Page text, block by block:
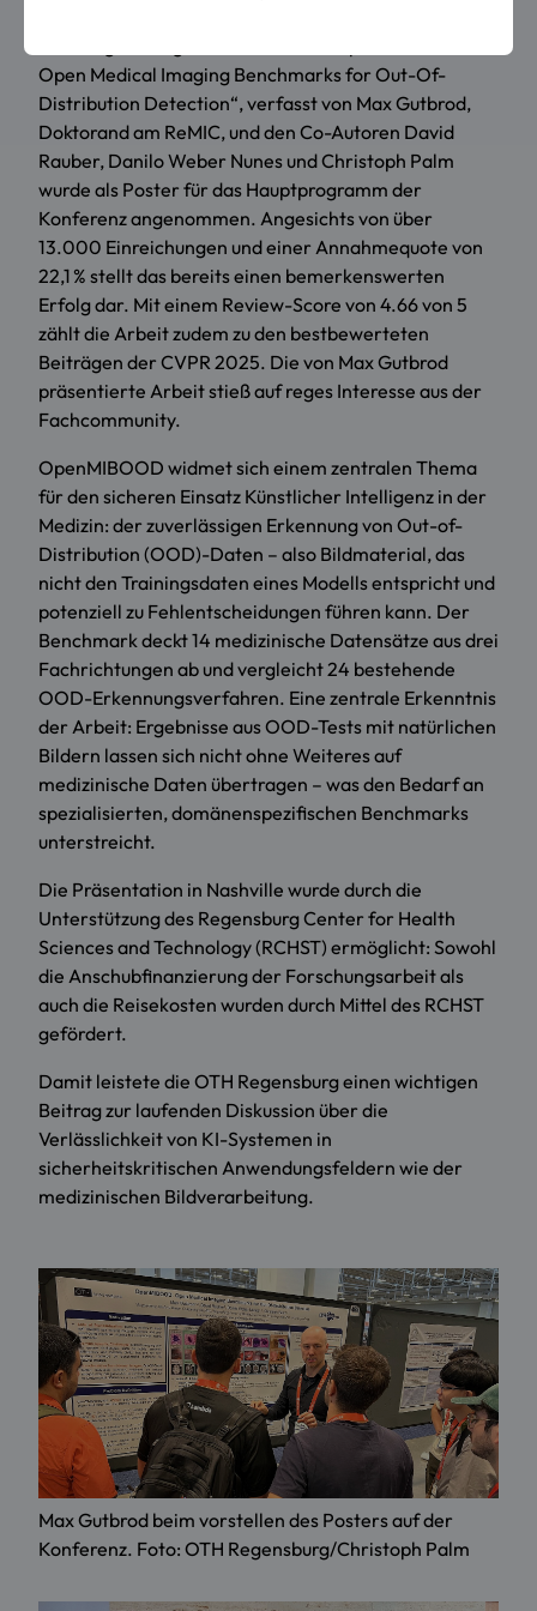
Open Medical Imaging Benchmarks for Out-Of-
Distribution Detection“, verfasst von Max Gutbrod,
Doktorand am ReMIC, und den Co-Autoren David
Rauber, Danilo Weber Nunes und Christoph Palm
wurde als Poster für das Hauptprogramm der
Konferenz angenommen. Angesichts von über
13.000 Einreichungen und einer Annahmequote von
22,1 % stellt das bereits einen bemerkenswerten
Erfolg dar. Mit einem Review-Score von 4.66 von 5
zählt die Arbeit zudem zu den bestbewerteten
Beiträgen der CVPR 2025. Die von Max Gutbrod
präsentierte Arbeit stieß auf reges Interesse aus der
Fachcommunity.
OpenMIBOOD widmet sich einem zentralen Thema
für den sicheren Einsatz Künstlicher Intelligenz in der
Medizin: der zuverlässigen Erkennung von Out-of-
Distribution (OOD)-Daten – also Bildmaterial, das
nicht den Trainingsdaten eines Modells entspricht und
potenziell zu Fehlentscheidungen führen kann. Der
Benchmark deckt 14 medizinische Datensätze aus drei
Fachrichtungen ab und vergleicht 24 bestehende
OOD-Erkennungsverfahren. Eine zentrale Erkenntnis
der Arbeit: Ergebnisse aus OOD-Tests mit natürlichen
Bildern lassen sich nicht ohne Weiteres auf
medizinische Daten übertragen – was den Bedarf an
spezialisierten, domänenspezifischen Benchmarks
unterstreicht.
Die Präsentation in Nashville wurde durch die
Unterstützung des Regensburg Center for Health
Sciences and Technology (RCHST) ermöglicht: Sowohl
die Anschubfinanzierung der Forschungsarbeit als
auch die Reisekosten wurden durch Mittel des RCHST
gefördert.
Damit leistete die OTH Regensburg einen wichtigen
Beitrag zur laufenden Diskussion über die
Verlässlichkeit von KI-Systemen in
sicherheitskritischen Anwendungsfeldern wie der
medizinischen Bildverarbeitung.
Max Gutbrod beim vorstellen des Posters auf der
Konferenz. Foto: OTH Regensburg/Christoph Palm